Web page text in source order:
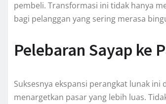
pembeli. Transformasi ini tidak hanya
bagi pelanggan yang sering merasa
Pelebaran Sayap ke
Suksesnya ekspansi perangkat lunak
menargetkan pasar yang lebih luas.